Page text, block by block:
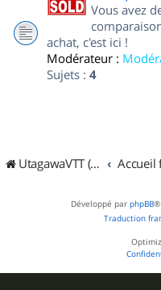
Vous avez
achat, c'est ici !
Modérateur :
Sujets : 4
UtagawaVTT (Randos VTT et VTTAE avec traces GPS) Accueil
Développé par phpBB®
Traduction